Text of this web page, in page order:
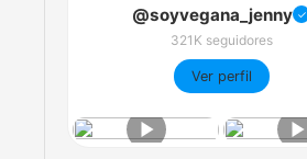
@soyvegana_jenny ✓
321K seguidores
Ver perfil